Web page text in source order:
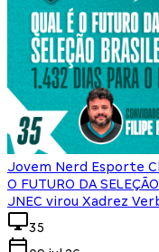
Jovem Nerd Esporte
O FUTURO DA
JNEC virou Xadrez
35